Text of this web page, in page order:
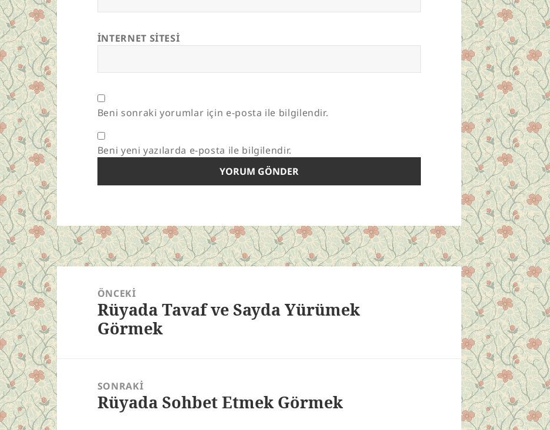
İNTERNET SITESI
Beni sonraki yorumlar için e-posta ile bilgilendir.
Beni yeni yazılarda e-posta ile bilgilendir.
Yazı
gezinmesiÖNCEKI
Önceki
yazı:
Rüyada Tavaf ve Sayda Yürümek
Görmek
SONRAKI
Sonraki
Rüyada Sohbet Etmek Görmek